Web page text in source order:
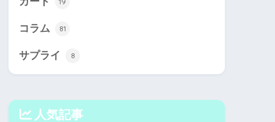
コラム 81
サプライ 8
人気記事